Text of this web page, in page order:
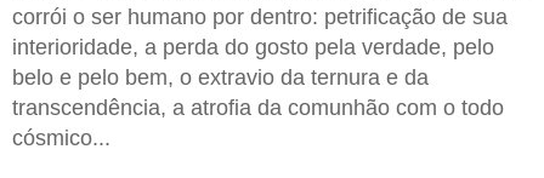
corrói o ser humano por dentro: petrificação de sua
interioridade, a perda do gosto pela verdade, pelo
belo e pelo bem, o extravio da ternura e da
transcendência, a atrofia da comunhão com o todo
cósmico...